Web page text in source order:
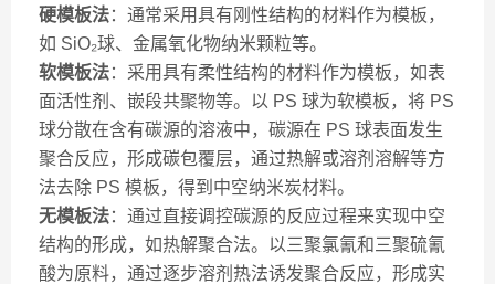
硬模板法：通常采用具有刚性结构的材料作为模板，
如 SiO₂球、金属氧化物纳米颗粒等。
软模板法：采用具有柔性结构的材料作为模板，如表
面活性剂、嵌段共聚物等。以 PS 球为软模板，将 PS
球分散在含有碳源的溶液中，碳源在 PS 球表面发生
聚合反应，形成碳包覆层，通过热解或溶剂溶解等方
法去除 PS 模板，得到中空纳米炭材料。
无模板法：通过直接调控碳源的反应过程来实现中空
结构的形成，如热解聚合法。以三聚氯氰和三聚硫氰
酸为原料，通过逐步溶剂热法诱发聚合反应，形成实